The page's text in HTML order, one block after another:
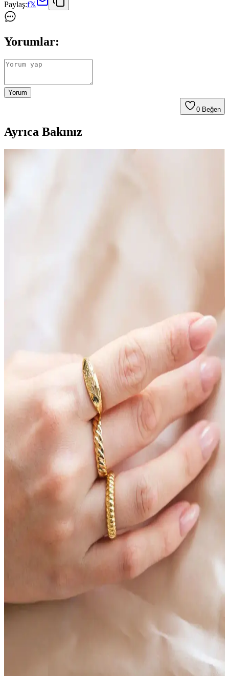
Paylaş:f𝕏
Yorumlar:
Yorum
0 Beğen
Ayrıca Bakınız
Söğütlü Silver'in iki popüler kolyesini karşılaştırıyoruz. Mistik topaz
taşlı mini yonca ve modern yonca tasarımıyla her tarzı tamamlayan
bu takılar hakkında detaylar burada.
Denizdenal Gold Kalp Zincir Ayak Bilekliği Modern
ve Şık Tasarımıyla Stilinizde Fark Yaratır
Denizdenal markasının altın renkli kalp detaylı ayak bilekliği,
modern tasarımı ve hafifliğiyle günlük şıklığınızı tamamlar, enerjik
ve zarif bir görünüm sunar.
Furtek Aksesuar ve SMPLEBOX Kolye
Karşılaştırması: Hangi Model Sizin İçin Uygun
İki farklı kolye modeli olan Furtek Aksesuar ve SMPLEBOX
hakkında detaylı karşılaştırma, özellikler, kullanıcı yorumları ve
hangi modelin daha uygun olduğunu gösteriyor.
Doğaltaş Bileklikleri Karşılaştırması: Enerji
Dengeleyici ve Şifa Amaçlı Modeller
İki popüler doğaltaş bileklik modeli olan Dejavu TR ve
Ssilhoutte'nin özellikleri, kullanıcı yorumları ve karşılaştırmasıyla
hangi ürünün ihtiyaçlarınıza uygun olduğunu keşfedin.
Misto Kalpli Arkadaşlık Bilekliği: Şık ve Anlamlı
Dostluk Takısı Seçenekleri
Kalpli tasarımı ve altın kaplama malzemesiyle öne çıkan Misto
arkadaşlık bilekliği, şıklık ve anlamı bir arada sunar. Günlük
kullanım ve hediye seçenekleriyle dostluk bağlarını güçlendirir.